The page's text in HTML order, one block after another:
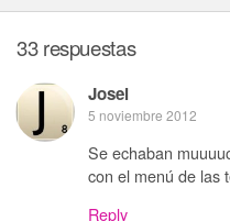
33 respuestas
Josei
5 noviembre 2012
Se echaban
con el menú de las
Reply